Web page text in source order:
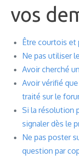
vos
Être courtois et
Ne pas utiliser
Avoir cherché
Avoir vérifié
traité sur le
Si la résolution
signaler dès le
Ne pas poster
question par